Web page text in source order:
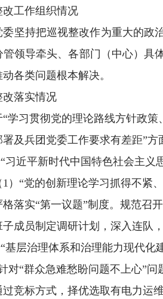
改工作组织情况
委坚持把巡视整改作为重大的政
管领导牵头、各部门（中心）具
各类问题根本解决。
改落实情况
“学习贯彻党的理论路线方针政策
署及兵团党委工作要求有差距”方
习近平新时代中国特色社会主义
）“党的创新理论学习抓得不紧
落实“第一议题”制度。规范召
子成员制定调研计划，深入连队
基层治理体系和治理能力现代化
针对“群众急难愁盼问题不上心”问
竞标方式，择优选取有电力运